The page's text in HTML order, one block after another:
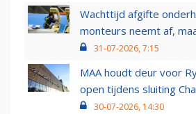
Wachttijd afgifte
monteurs neemt af,
31-07-2026, 7:15
MAA houdt deur voor
open tijdens sluiting
30-07-2026, 14:30